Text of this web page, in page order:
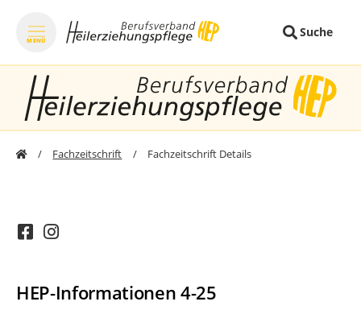
MENÜ
Suche
zum Inhalt springen
Fachzeitschrift Fachzeitschrift Details
HEP-Informationen 4-25